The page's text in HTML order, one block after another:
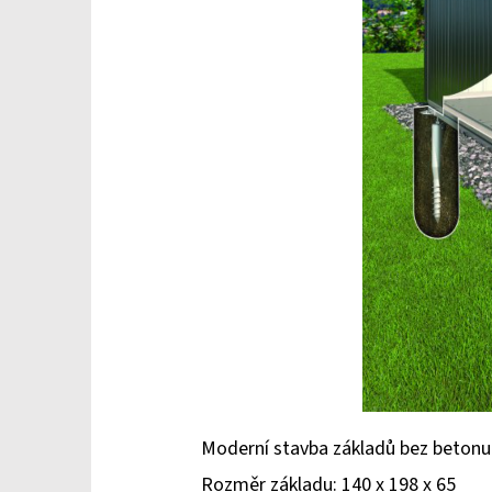
Moderní stavba základů bez
Rozměr základu: 140 x 198 x 65